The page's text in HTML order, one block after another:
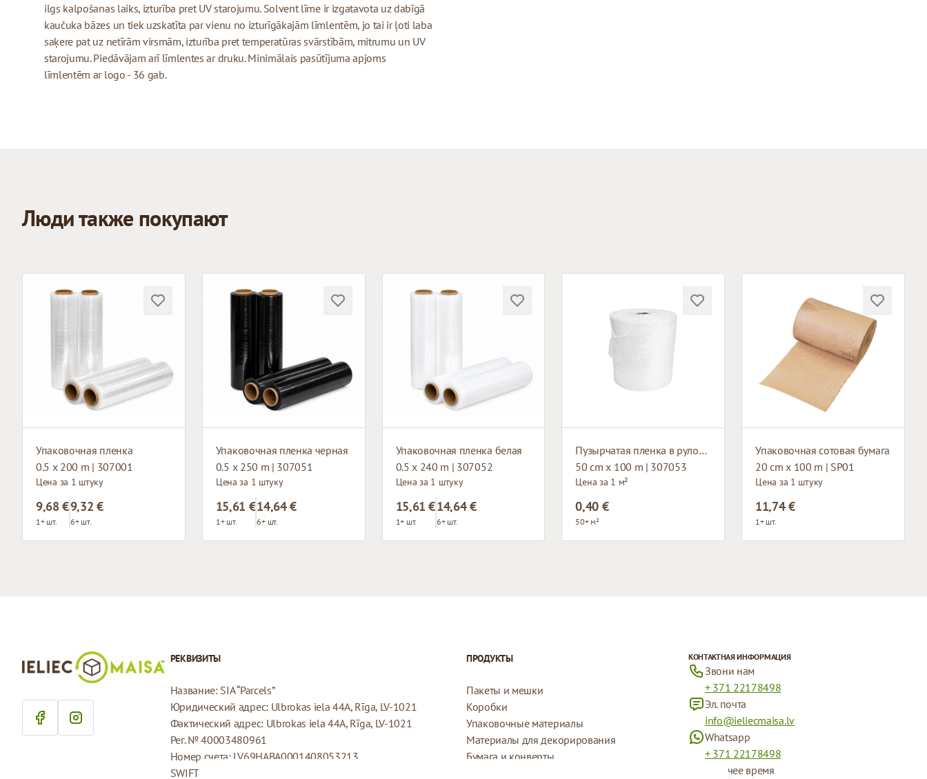
ilgs kalpošanas laiks, izturība pret UV starojumu. Solvent līme ir izgatavota uz dabīgā
kaučuka bāzes un tiek uzskatīta par vienu no izturīgākajām līmlentēm, jo tai ir ļoti laba
saķere pat uz netīrām virsmām, izturība pret temperatūras svārstībām, mitrumu un UV
starojumu. Piedāvājam arī līmlentes ar druku. Minimālais pasūtījuma apjoms
līmlentēm ar logo - 36 gab.
Люди также покупают
Упаковочная пленка
0.5 x 200 m | 307001
Цена за 1 штуку
9,68 €
1+ шт.
9,32 €
6+ шт.
Упаковочная пленка черная
0.5 x 250 m | 307051
Цена за 1 штуку
15,61 €
1+ шт.
14,64 €
6+ шт.
Упаковочная пленка белая
0.5 x 240 m | 307052
Цена за 1 штуку
15,61 €
1+ шт.
14,64 €
6+ шт.
Пузырчатая пленка в рулонах
50 cm x 100 m | 307053
Цена за 1 м²
0,40 €
50+ м²
Упаковочная сотовая бумага
20 cm x 100 m | SP01
Цена за 1 штуку
11,74 €
1+ шт.
РЕКВИЗИТЫ
Название: SIA “Parcels”
Юридический адрес: Ulbrokas iela 44A, Rīga, LV-1021
Фактический адрес: Ulbrokas iela 44A, Rīga, LV-1021
Рег. № 40003480961
Номер счета: LV69HABA0001408053213
SWIFT: HABALV22
ПРОДУКТЫ
Пакеты и мешки
Коробки
Упаковочные материалы
Материалы для декорирования
Бумага и конверты
КОНТАКТНАЯ ИНФОРМАЦИЯ
Звони нам
+ 371 22178498
Эл. почта
info@ieliecmaisa.lv
Whatsapp
+ 371 22178498
Рабочее время